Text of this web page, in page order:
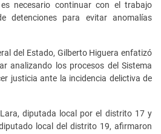
necesario continuar con el trabajo
detenciones para evitar anomalías
del Estado, Gilberto Higuera enfatizó
analizando los procesos del Sistema
justicia ante la incidencia delictiva de
diputada local por el distrito 17 y
local del distrito 19, afirmaron